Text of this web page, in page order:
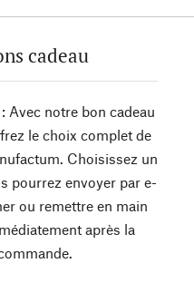
cadeau
Avec notre bon cadeau
le choix complet de
Choisissez un
pourrez envoyer par e-
ou remettre en main
après la